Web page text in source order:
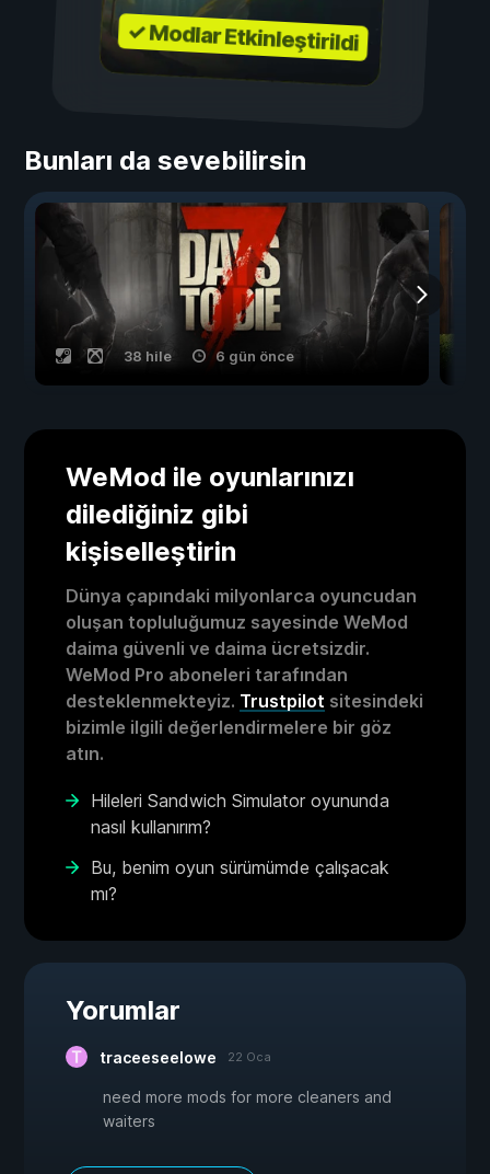
✓ Modlar Etkinleştirildi
Bunları da sevebilirsin
38 hile 6 gün önce
WeMod ile oyunlarınızı
dilediğiniz gibi
kişiselleştirin
Dünya çapındaki milyonlarca oyuncudan
oluşan topluluğumuz sayesinde WeMod
daima güvenli ve daima ücretsizdir.
WeMod Pro aboneleri tarafından
desteklenmekteyiz. Trustpilot sitesindeki
bizimle ilgili değerlendirmelere bir göz
atın.
Hileleri Sandwich Simulator oyununda
nasıl kullanırım?
Bu, benim oyun sürümümde çalışacak
mı?
Yorumlar
traceeseelowe 22 Oca
need more mods for more cleaners and
waiters